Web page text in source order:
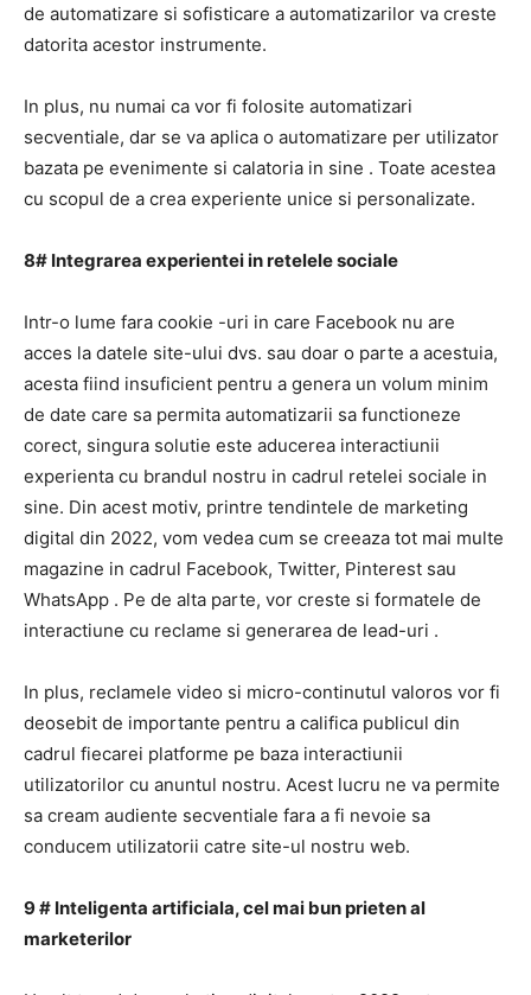
de automatizare si sofisticare a automatizarilor va creste
datorita acestor instrumente.
In plus, nu numai ca vor fi folosite automatizari
secventiale, dar se va aplica o automatizare per utilizator
bazata pe evenimente si calatoria in sine . Toate acestea
cu scopul de a crea experiente unice si personalizate.
8# Integrarea experientei in retelele sociale
Intr-o lume fara cookie -uri in care Facebook nu are
acces la datele site-ului dvs. sau doar o parte a acestuia,
acesta fiind insuficient pentru a genera un volum minim
de date care sa permita automatizarii sa functioneze
corect, singura solutie este aducerea interactiunii
experienta cu brandul nostru in cadrul retelei sociale in
sine. Din acest motiv, printre tendintele de marketing
digital din 2022, vom vedea cum se creeaza tot mai multe
magazine in cadrul Facebook, Twitter, Pinterest sau
WhatsApp . Pe de alta parte, vor creste si formatele de
interactiune cu reclame si generarea de lead-uri .
In plus, reclamele video si micro-continutul valoros vor fi
deosebit de importante pentru a califica publicul din
cadrul fiecarei platforme pe baza interactiunii
utilizatorilor cu anuntul nostru. Acest lucru ne va permite
sa cream audiente secventiale fara a fi nevoie sa
conducem utilizatorii catre site-ul nostru web.
9 # Inteligenta artificiala, cel mai bun prieten al
marketerilor